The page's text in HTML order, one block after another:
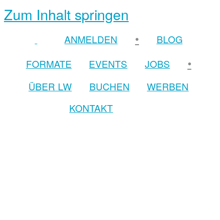
Zum Inhalt springen
ANMELDEN •
BLOG
FORMATE
EVENTS JOBS •
ÜBER LW BUCHEN
WERBEN
KONTAKT